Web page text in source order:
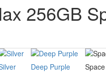
256GB
Deep Purple